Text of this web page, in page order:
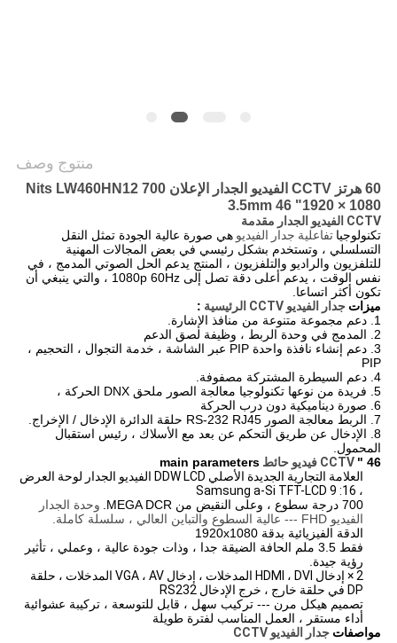
منتوج وصف
60 هرتز CCTV الفيديو الجدار الإعلان 700 Nits LW460HN12
3.5mm 46 "1920 × 1080
CCTV الفيديو الجدار مقدمة
تكنولوجيا تفاعلية جدار الفيديو هي صورة عالية الجودة تمثل النقل
التسلسلي ، وتستخدم بشكل رئيسي في بعض المجالات المهنية
للتلفزيون والراديو والتلفزيون ، المنتج يدعم الحل الصوتي المدمج ، في
نفس الوقت ، يدعم أعلى دقة تصل إلى 1080p 60Hz ، والتي ينبغي أن
تكون أكثر اتساعا.
ميزات جدار الفيديو CCTV الرئيسية
:
1. دعم مجموعة متنوعة من منافذ الإشارة.
2. المدمج في وحدة الربط ، وظيفة لصق الدعم
3. دعم إنشاء نافذة واحدة PIP عبر الشاشة ، خدمة التجوال ، التحجيم ،
PIP
4. دعم السيطرة المشتركة مصفوفة.
5. فريدة من نوعها تكنولوجيا معالجة الصور ملحق DNX الحركة ،
6. صورة ديناميكية دون درب الحركة
7. الربط معالجة الصور RS-232 RJ45 حلقة الدائرة الإدخال / الإخراج.
8. الإدخال عن طريق التحكم عن بعد مع الأسلاك ، رئيس استقبال
المحمول.
46 "
main parameters
العلامة التجارية الجديدة الأصلي DDW LCD الفيديو الجدار لوحة العرض
، 16: 9 Samsung a-Si TFT-LCD
700 درجة سطوع ، وعلى النقيض من MEGA DCR.
وحدة الجدار
الفيديو FHD --- عالية السطوع والتباين العالي ، سلسلة كاملة.
الدقة الفيزيائية بدقة 1920x1080
فقط 3.5 ملم الحافة الضيقة جدا ، وذات جودة عالية ، وعملي ، تأثير
رؤية جيدة.
2 × إدخال HDMI ، DVI المدخلات ، إدخال VGA ، AV المدخلات ، حلقة
DP في حلقة خارج ، خرج الإدخال RS232
تصميم هيكل مرن --- تركيب سهل ، قابل للتوسعة ، تركيبة عشوائية
أداء مستقر ، العمل المناسب لفترة طويلة
مواصفات جدار الفيديو CCTV